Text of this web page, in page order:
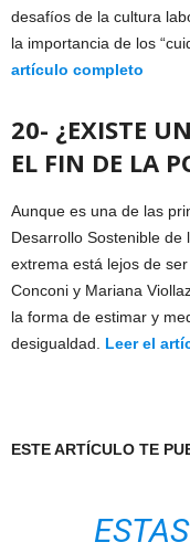
desafíos de la cultura
la importancia de los
artículo completo
20- ¿EXISTE
EL FIN DE LA
Aunque es una de las
Desarrollo Sostenible de
extrema está lejos de
Conconi y Mariana
la forma de estimar y
desigualdad. Leer el
ESTE ARTÍCULO TE